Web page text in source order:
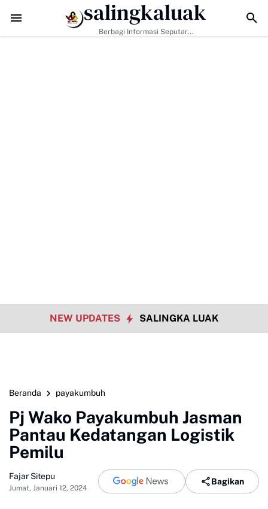
TMMD Ke-129 Jadikan Penyuluhan Satpol PP Sarana Membangun
salingkaluak
Berbagi Informasi Seputar
NEW UPDATES SALINGKA LUAK
Beranda payakumbuh
Pj Wako Payakumbuh Jasman
Pantau Kedatangan Logistik
Pemilu
Fajar Sitepu
Jumat, Januari 12, 2024
Bagikan